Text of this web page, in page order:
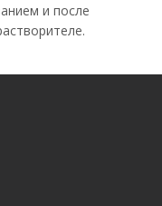
и после